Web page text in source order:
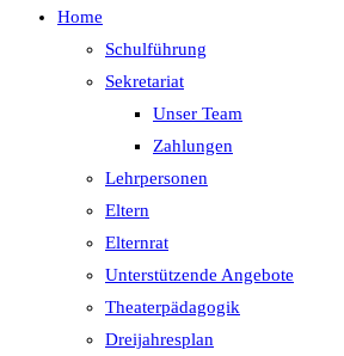
Home
Schulführung
Sekretariat
Unser Team
Zahlungen
Lehrpersonen
Eltern
Elternrat
Unterstützende Angebote
Theaterpädagogik
Dreijahresplan